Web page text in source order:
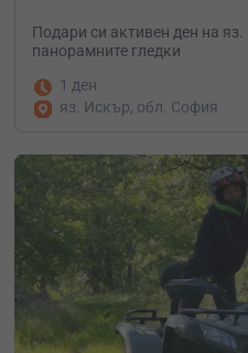
Подари си активен ден на
панорамните гледки
1 ден
яз. Искър, обл. София